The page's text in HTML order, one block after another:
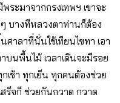
ระมาจากกรงเทพฯ เขาจะ
บางทีหลวงตาท่านก็ต้อง
ศาลาที่นั่นใช้เทียนไขทา เอา
นพื้นไม้ เวลาเดินจะมีรอย
เช้า ทุกเย็น ทุกคนต้องช่วย
ร็จก็ ช่วยกันกวาด กวาด